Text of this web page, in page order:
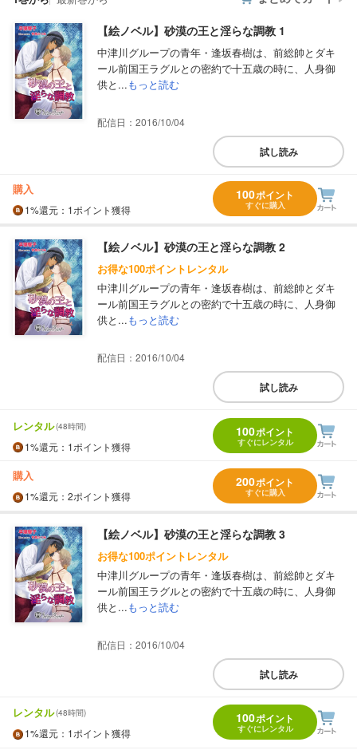
【絵ノベル】砂漠の王と淫らな調教 1
中津川グループの青年・逢坂春樹は、前総帥とダキ
ール前国王ラグルとの密約で十五歳の時に、人身御
供と...もっと読む
配信日：2016/10/04
試し読み
購入
1%還元 ：1ポイント獲得
100ポイント
すぐに購入
【絵ノベル】砂漠の王と淫らな調教 2
お得な100ポイントレンタル
中津川グループの青年・逢坂春樹は、前総帥とダキ
ール前国王ラグルとの密約で十五歳の時に、人身御
供と...もっと読む
配信日：2016/10/04
試し読み
レンタル(48時間)
1%還元 ：1ポイント獲得
100ポイント
すぐにレンタル
購入
1%還元 ：2ポイント獲得
200ポイント
すぐに購入
【絵ノベル】砂漠の王と淫らな調教 3
お得な100ポイントレンタル
中津川グループの青年・逢坂春樹は、前総帥とダキ
ール前国王ラグルとの密約で十五歳の時に、人身御
供と...もっと読む
配信日：2016/10/04
試し読み
レンタル(48時間)
1%還元 ：1ポイント獲得
100ポイント
すぐにレンタル